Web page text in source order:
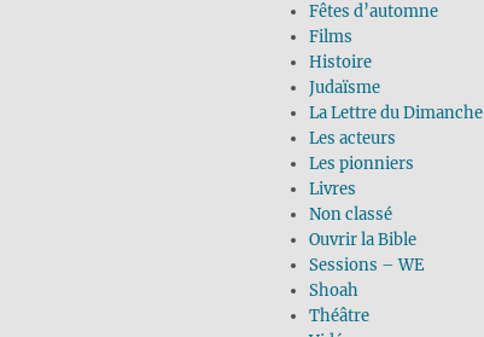
Fêtes d’automne
Films
Histoire
Judaïsme
La Lettre du Dimanche
Les acteurs
Les pionniers
Livres
Non classé
Ouvrir la Bible
Sessions – WE
Shoah
Théâtre